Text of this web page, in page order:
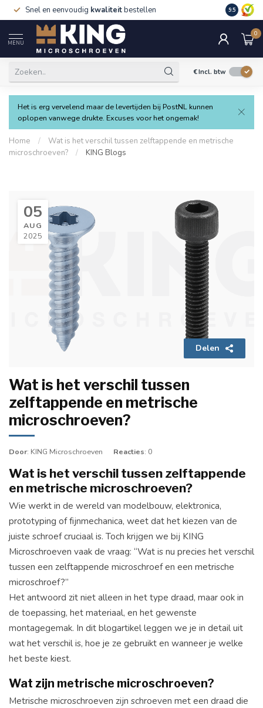
Snel en eenvoudig kwaliteitbestellen 9.5
MENU
0
€Incl. btw
Het is erg vervelend maar de levertijden bij PostNL kunnen
oplopen vanwege drukte. Excuses voor het ongemak!
Home /
Wat is het verschil tussen zelftappende en metrische
microschroeven?
/ KING Blogs
05
AUG
2025
Delen
Wat is het verschil tussen
zelftappende en metrische
microschroeven?
Door: KING Microschroeven Reacties: 0
Wat is het verschil tussen zelftappende
en metrische microschroeven?
Wie werkt in de wereld van modelbouw, elektronica,
prototyping of fijnmechanica, weet dat het kiezen van de
juiste schroef cruciaal is. Toch krijgen we bij KING
Microschroeven vaak de vraag: “Wat is nu precies het verschil
tussen een zelftappende microschroef en een metrische
microschroef?”
Het antwoord zit niet alleen in het type draad, maar ook in
de toepassing, het materiaal, en het gewenste
montagegemak. In dit blogartikel leggen we je in detail uit
wat het verschil is, hoe je ze gebruikt en wanneer je welke
het beste kiest.
Wat zijn metrische microschroeven?
Metrische microschroeven zijn schroeven met een draad die